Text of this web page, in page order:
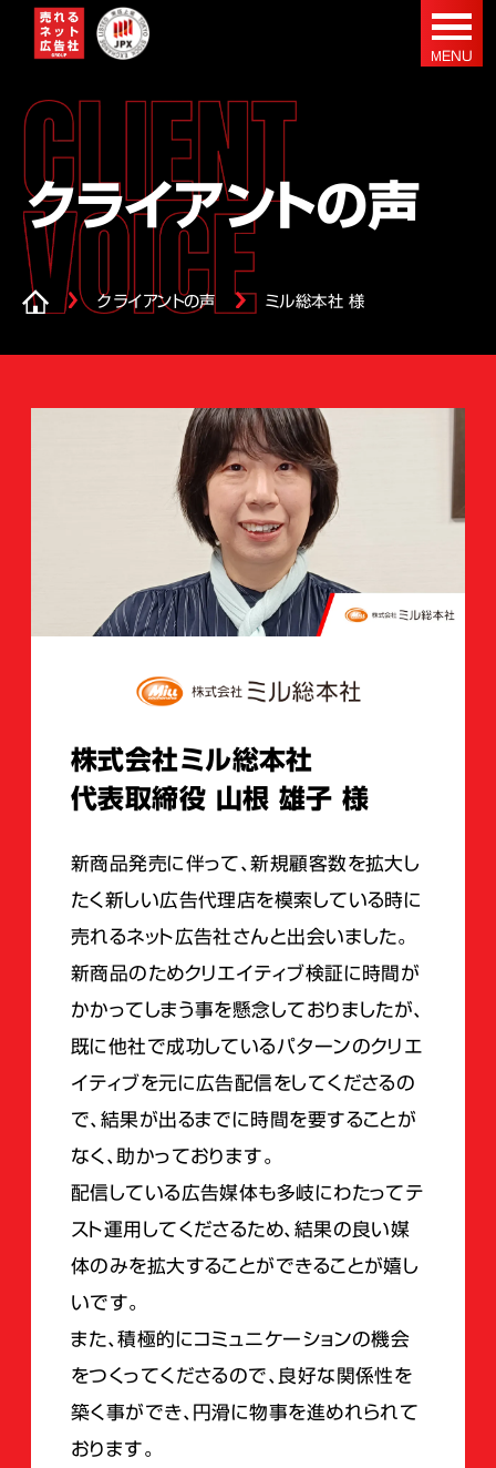
クライアントの声
クライアントの声 ミル総本社 様
株式会社ミル総本社
代表取締役 山根 雄子 様
新商品発売に伴って、新規顧客数を拡大し
たく新しい広告代理店を模索している時に
売れるネット広告社さんと出会いました。
新商品のためクリエイティブ検証に時間が
かかってしまう事を懸念しておりましたが、
既に他社で成功しているパターンのクリエ
イティブを元に広告配信をしてくださるの
で、結果が出るまでに時間を要することが
なく、助かっております。
配信している広告媒体も多岐にわたってテ
スト運用してくださるため、結果の良い媒
体のみを拡大することができることが嬉し
いです。
また、積極的にコミュニケーションの機会
をつくってくださるので、良好な関係性を
築く事ができ、円滑に物事を進めれられて
おります。